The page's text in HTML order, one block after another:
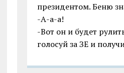
президентом. Беню
-А-а-а!
-Вот он и будет
голосуй за ЗЕ и